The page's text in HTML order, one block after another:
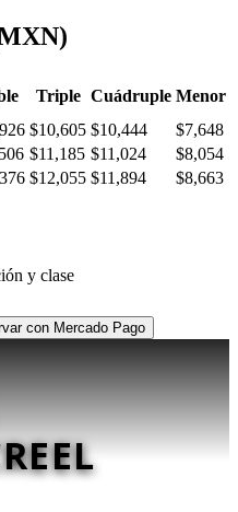
Triple Cuádruple Menor
$10,605 $10,444
$7,648
$11,185 $11,024
$8,054
$12,055 $11,894
$8,663
y clase
con Mercado Pago